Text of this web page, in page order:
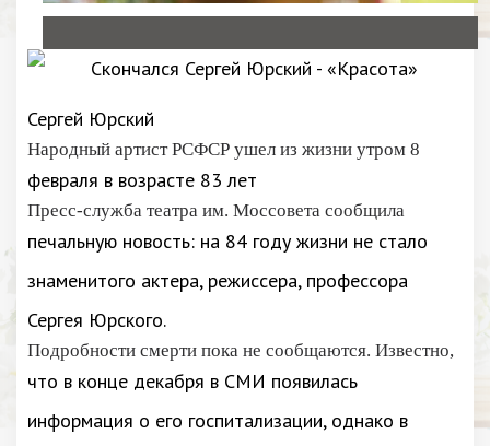
Сергей Юрский
Народный артист РСФСР ушел из жизни утром 8
февраля в возрасте 83 лет
Пресс-служба театра им. Моссовета сообщила
печальную новость: на 84 году жизни не стало
знаменитого актера, режиссера, профессора
Сергея Юрского.
Подробности смерти пока не сообщаются. Известно,
что в конце декабря в СМИ появилась
информация о его госпитализации, однако в